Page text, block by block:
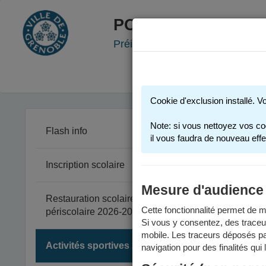
PORTAIL FAMILLE
Préinscription scolaire -
Flash info
Inscription scolaire
Restauration scolaire et
périscolaire 2026-2027
Activités sportives 2025-2026
Les
Cookie d'exclusion installé.
Note: si vous nettoyez vos
il vous faudra de nouveau
Mesure d'audience
Cette fonctionnalité permet de
Si vous y consentez, des
mobile. Les traceurs déposés
navigation pour des finalités